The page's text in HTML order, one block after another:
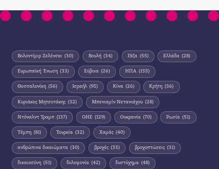
Βολοντίμιρ Ζελένσκι (30) Βουλή (34) Γάζα (55) Ελλάδα (28)
Ευρωπαϊκή Ένωση (33) Εύβοια (26) ΗΠΑ (155)
Θεσσαλονίκη (56) Ισραήλ (95) Κίνα (26) Κρήτη (36)
Κυριάκος Μητσοτάκης (32) Μπενιαμίν Νετανιάχου (28)
Ντόναλντ Τραμπ (137) ΟΗΕ (129) Ουκρανία (70) Ρωσία (51)
Τέμπη (81) Τουρκία (32) Χαμάς (40)
ανθρώπινα δικαιώματα (30) βροχές (35) βροχοπτώσεις (31)
δικαιοσύνη (51) δολοφονία (42) δυστύχημα (48)